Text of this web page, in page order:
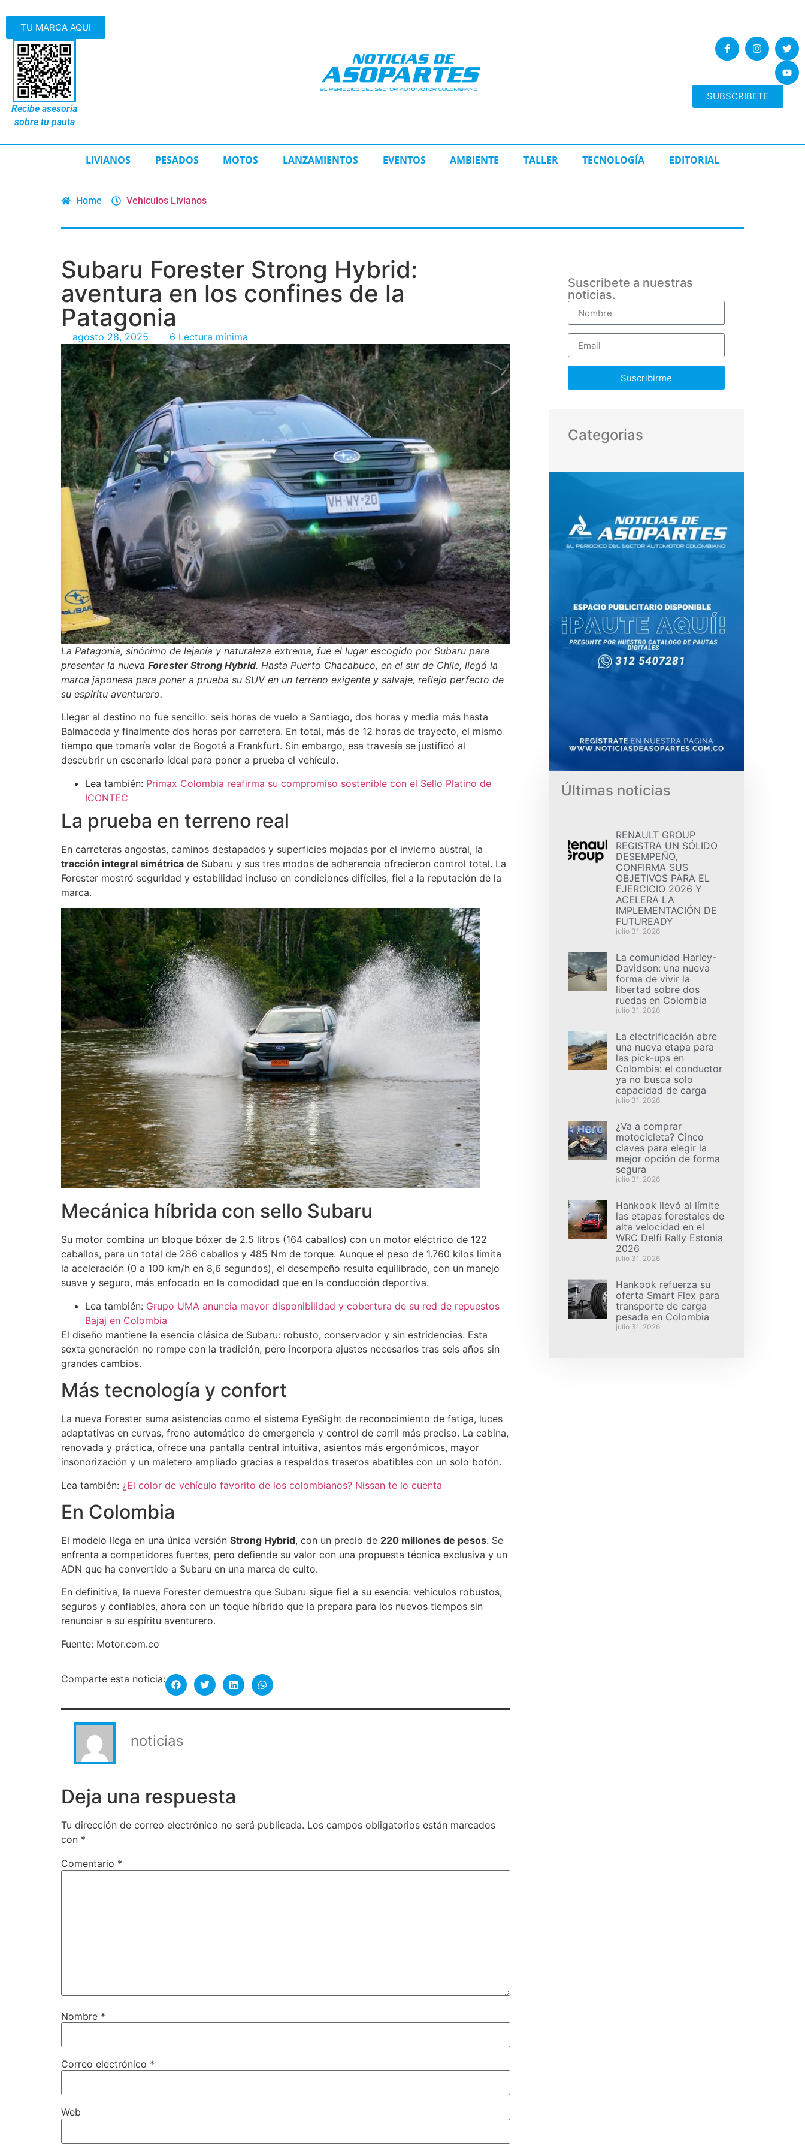
TU MARCA AQUI
Recibe asesoría
sobre tu pauta
SUBSCRIBETE
LIVIANOS PESADOS MOTOS LANZAMIENTOS EVENTOS AMBIENTE TALLER TECNOLOGÍA EDITORIAL
Home Vehiculos Livianos
Subaru Forester Strong Hybrid:
aventura en los confines de la
Patagonia
agosto 28, 2025 6 Lectura mínima
La Patagonia, sinónimo de lejanía y naturaleza extrema, fue el lugar escogido por Subaru para
presentar la nueva Forester Strong Hybrid. Hasta Puerto Chacabuco, en el sur de Chile, llegó la
marca japonesa para poner a prueba su SUV en un terreno exigente y salvaje, reflejo perfecto de
su espíritu aventurero.
Llegar al destino no fue sencillo: seis horas de vuelo a Santiago, dos horas y media más hasta
Balmaceda y finalmente dos horas por carretera. En total, más de 12 horas de trayecto, el mismo
tiempo que tomaría volar de Bogotá a Frankfurt. Sin embargo, esa travesía se justificó al
descubrir un escenario ideal para poner a prueba el vehículo.
Lea también: Primax Colombia reafirma su compromiso sostenible con el Sello Platino de
ICONTEC
La prueba en terreno real
En carreteras angostas, caminos destapados y superficies mojadas por el invierno austral, la
tracción integral simétrica de Subaru y sus tres modos de adherencia ofrecieron control total. La
Forester mostró seguridad y estabilidad incluso en condiciones difíciles, fiel a la reputación de la
marca.
Mecánica híbrida con sello Subaru
Su motor combina un bloque bóxer de 2.5 litros (164 caballos) con un motor eléctrico de 122
caballos, para un total de 286 caballos y 485 Nm de torque. Aunque el peso de 1.760 kilos limita
la aceleración (0 a 100 km/h en 8,6 segundos), el desempeño resulta equilibrado, con un manejo
suave y seguro, más enfocado en la comodidad que en la conducción deportiva.
Lea también: Grupo UMA anuncia mayor disponibilidad y cobertura de su red de repuestos
Bajaj en Colombia
El diseño mantiene la esencia clásica de Subaru: robusto, conservador y sin estridencias. Esta
sexta generación no rompe con la tradición, pero incorpora ajustes necesarios tras seis años sin
grandes cambios.
Más tecnología y confort
La nueva Forester suma asistencias como el sistema EyeSight de reconocimiento de fatiga, luces
adaptativas en curvas, freno automático de emergencia y control de carril más preciso. La cabina,
renovada y práctica, ofrece una pantalla central intuitiva, asientos más ergonómicos, mayor
insonorización y un maletero ampliado gracias a respaldos traseros abatibles con un solo botón.
Lea también: ¿El color de vehículo favorito de los colombianos? Nissan te lo cuenta
En Colombia
El modelo llega en una única versión Strong Hybrid, con un precio de 220 millones de pesos. Se
enfrenta a competidores fuertes, pero defiende su valor con una propuesta técnica exclusiva y un
ADN que ha convertido a Subaru en una marca de culto.
En definitiva, la nueva Forester demuestra que Subaru sigue fiel a su esencia: vehículos robustos,
seguros y confiables, ahora con un toque híbrido que la prepara para los nuevos tiempos sin
renunciar a su espíritu aventurero.
Fuente: Motor.com.co
Comparte esta noticia:
noticias
Deja una respuesta
Tu dirección de correo electrónico no será publicada. Los campos obligatorios están marcados
con *
Comentario *
Nombre *
Correo electrónico *
Web
Suscribete a nuestras
noticias.
Suscribirme
Categorias
Últimas noticias
RENAULT GROUP
REGISTRA UN SÓLIDO
DESEMPEÑO,
CONFIRMA SUS
OBJETIVOS PARA EL
EJERCICIO 2026 Y
ACELERA LA
IMPLEMENTACIÓN DE
FUTUREADY
julio 31, 2026
La comunidad Harley-
Davidson: una nueva
forma de vivir la
libertad sobre dos
ruedas en Colombia
julio 31, 2026
La electrificación abre
una nueva etapa para
las pick-ups en
Colombia: el conductor
ya no busca solo
capacidad de carga
julio 31, 2026
¿Va a comprar
motocicleta? Cinco
claves para elegir la
mejor opción de forma
segura
julio 31, 2026
Hankook llevó al límite
las etapas forestales de
alta velocidad en el
WRC Delfi Rally Estonia
2026
julio 31, 2026
Hankook refuerza su
oferta Smart Flex para
transporte de carga
pesada en Colombia
julio 31, 2026